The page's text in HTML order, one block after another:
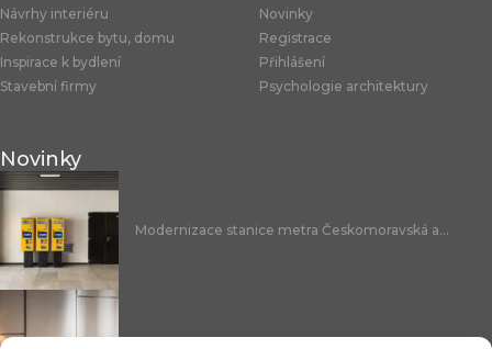
Návrhy interiéru
Rekonstrukce bytu, domu
Inspirace k bydlení
Stavební firmy
Novinky
Registrace
Přihlášení
Psychologie architektury
Novinky
Modernizace stanice metra Českomoravská a...